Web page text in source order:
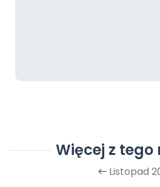
Więcej z tego
Listopad